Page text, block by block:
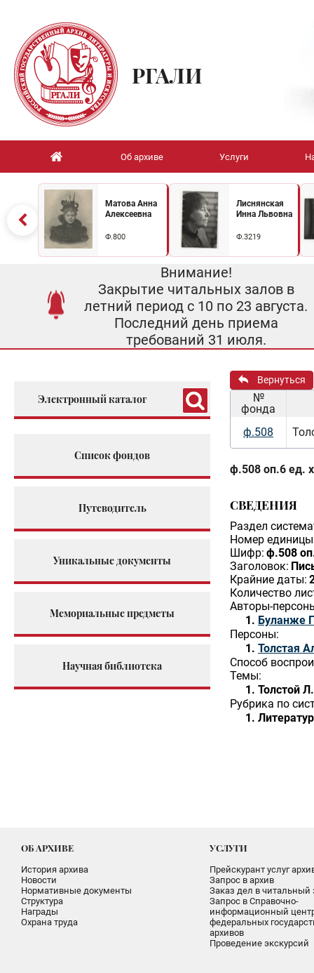
РГАЛИ
Об архиве Услуги
Матова Анна
Алексеевна
Ф.800
Лиснянская
Инна Львовна
Ф.3219
Внимание!
Закрытие читальных залов в
летний период с 10 по 23 августа.
Последний день приема
требований 31 июля.
Электронный каталог
Список фондов
Путеводитель
Уникальные документы
Мемориальные предметы
Научная библиотека
Вернуться
№
фонда
ф.508
ф.508 оп.6 ед.
СВЕДЕНИЯ
Раздел
Номер единицы
Шифр: ф.508
Заголовок:
Крайние даты:
Количество
Авторы-
Буланже
Персоны:
Толстая
Способ
Темы:
Толстой
Рубрика по
ОБ АРХИВЕ
История архива
Новости
Нормативные документы
Структура
Награды
Охрана труда
УСЛУГИ
Прейскурант услуг
Запрос в архив
Заказ дел в читальный
Запрос в Справочно-
информационный
федеральных
архивов
Проведение экскурсий